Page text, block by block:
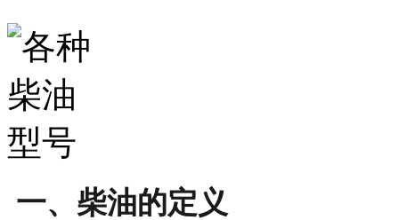
一、柴油的定义